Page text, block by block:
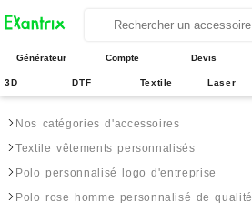
Générateur Compte Devis
3D DTF Textile Laser
Nos catégories d'accessoires
Textile vêtements personnalisés
Polo personnalisé logo d'entreprise
Polo rose homme personnalisé de qualité